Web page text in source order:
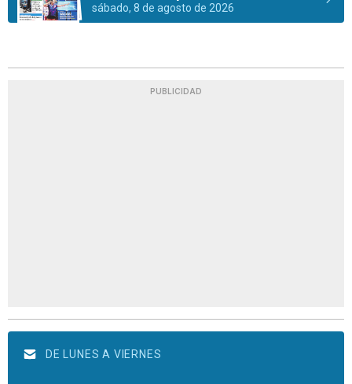
sábado, 8 de agosto de 2026
PUBLICIDAD
DE LUNES A VIERNES